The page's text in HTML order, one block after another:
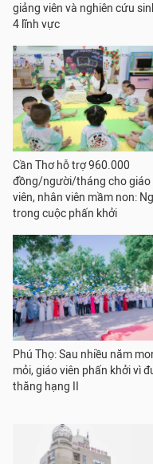
giảng viên và nghiên cứu
4 lĩnh vực
Cần Thơ hỗ trợ 960.000
đồng/người/tháng cho giáo
viên, nhân viên mầm non:
trong cuộc phấn khởi
Phú Thọ: Sau nhiều năm
mỏi, giáo viên phấn khởi vì
thăng hạng II